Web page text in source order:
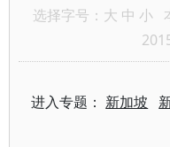
选择字号： 大 中 小
进入专题： 新加坡